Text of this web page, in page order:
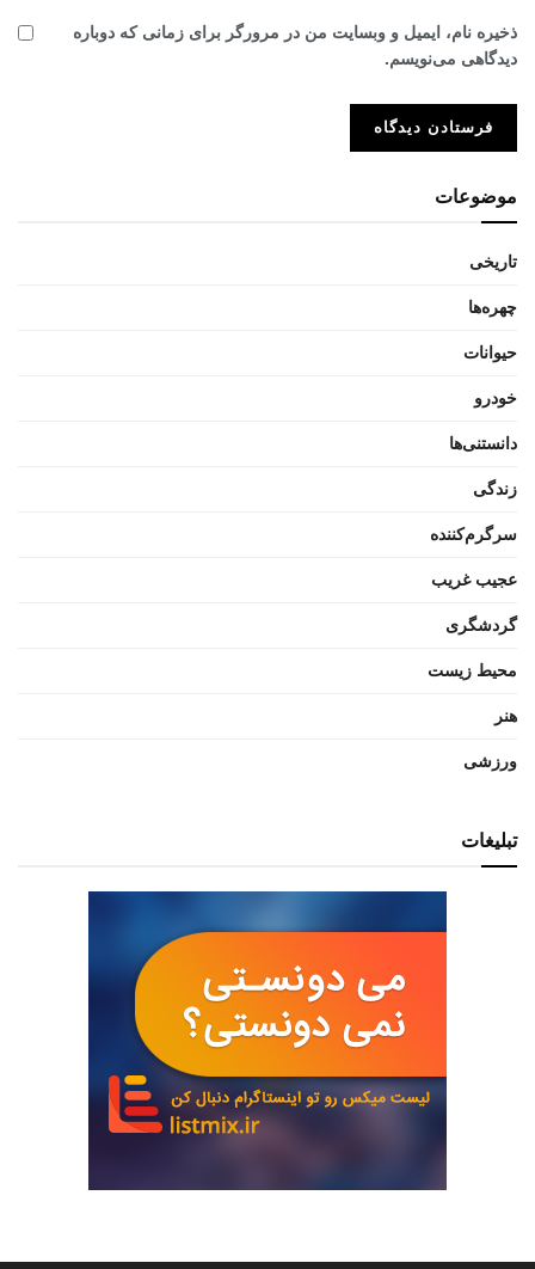
ذخیره نام، ایمیل و وبسایت من در مرورگر برای زمانی که دوباره
دیدگاهی می‌نویسم.
موضوعات
تاریخی
چهره‌ها
حیوانات
خودرو
دانستنی‌ها
زندگی
سرگرم‌کننده
عجیب غریب
گردشگری
محیط زیست
هنر
ورزشی
تبلیغات